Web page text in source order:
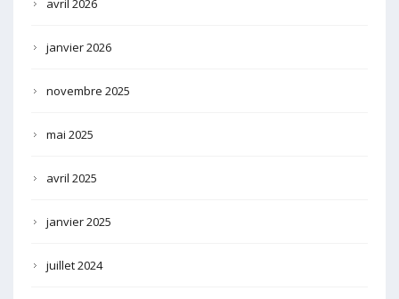
avril 2026
janvier 2026
novembre 2025
mai 2025
avril 2025
janvier 2025
juillet 2024